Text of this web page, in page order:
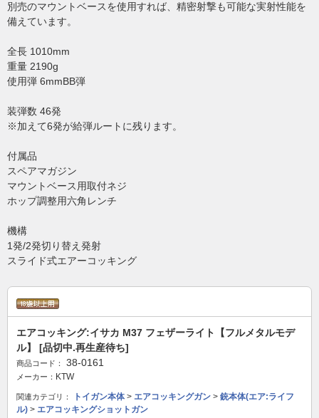
別売のマウントベースを使用すれば、精密射撃も可能な実射性能を
備えています。
全長 1010mm
重量 2190g
使用弾 6mmBB弾
装弾数 46発
※加えて6発が給弾ルートに残ります。
付属品
スペアマガジン
マウントベース用取付ネジ
ホップ調整用六角レンチ
機構
1発/2発切り替え発射
スライド式エアーコッキング
エアコッキング:イサカ M37 フェザーライト【フルメタルモデ
ル】 [品切中.再生産待ち]
商品コード： 38-0161
メーカー： KTW
関連カテゴリ： トイガン本体> エアコッキングガン > 銃本体(エア:ライフ
ル) > エアコッキングショットガン